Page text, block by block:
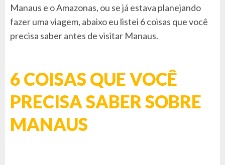
Manaus e o Amazonas, ou se já estava planejando
fazer uma viagem, abaixo eu listei 6 coisas que você
precisa saber antes de visitar Manaus.
6 COISAS QUE VOCÊ
PRECISA SABER SOBRE
MANAUS